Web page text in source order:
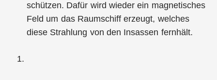
schützen. Dafür wird wieder ein magnetisches
Feld um das Raumschiff erzeugt, welches
diese Strahlung von den Insassen fernhält.